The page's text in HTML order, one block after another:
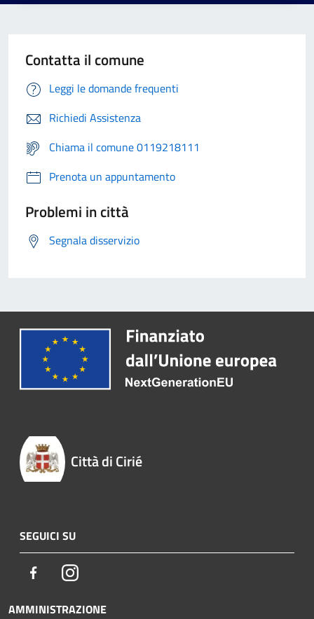
Contatta il comune
Leggi le domande frequenti
Richiedi Assistenza
Chiama il comune 0119218111
Prenota un appuntamento
Problemi in città
Segnala disservizio
Città di Cirié
SEGUICI SU
FacebookInstagram
AMMINISTRAZIONE